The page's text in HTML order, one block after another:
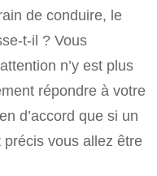
de conduire, le
t-il ? Vous
n’y est plus
répondre à votre
d’accord que si un
vous allez être